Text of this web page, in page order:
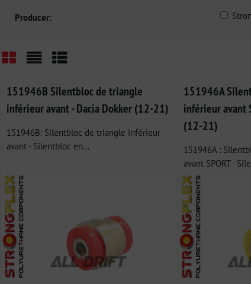
Producer:
151946B Silentbloc de triangle
inférieur avant - Dacia Dokker (12-21)
151946B: Silentbloc de triangle inférieur
avant - Silentbloc en...
151946A
inférieur avant
(12-21)
151946A :
avant SPORT -